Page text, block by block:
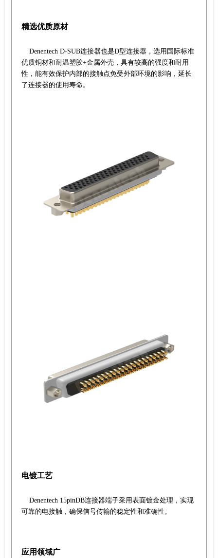
精选优质原材
Denentech D-SUB连接器也是D型连接器，选用国际标准
优质铜材和耐温塑胶+金属外壳，具有较高的强度和耐用
性，能有效保护内部的接触点免受外部环境的影响，延长
了连接器的使用寿命。
电镀工艺
Denentech 15pinDB连接器端子采用表面镀金处理，实现
可靠的电接触，确保信号传输的稳定性和准确性。
应用领域广